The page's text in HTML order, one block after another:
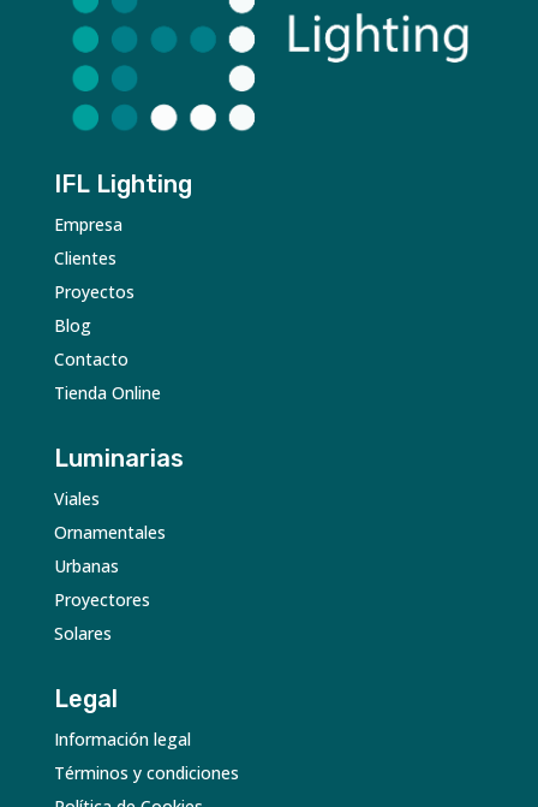
IFL Lighting
Empresa
Clientes
Proyectos
Blog
Contacto
Tienda Online
Luminarias
Viales
Ornamentales
Urbanas
Proyectores
Solares
Legal
Información legal
Términos y condiciones